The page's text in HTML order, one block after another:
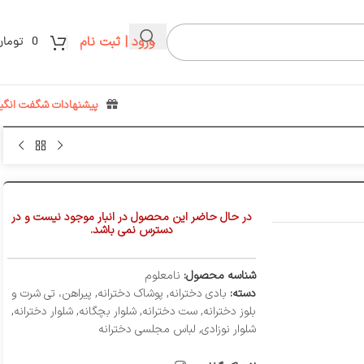
ورود | ثبت نام 0
پیشنهادات شگفت
در حال حاضر این محصول در انبار موجود نیست و در
دسترس نمی باشد.
شناسه محصول: نامعلوم
دسته: بادی دخترانه, پوشاک دخترانه, پیراهن، تی شرت و
بلوز دخترانه,ست دخترانه,شلوار بچگانه,شلوار دخترانه,
شلوار نوزادی, لباس مجلسی دخترانه